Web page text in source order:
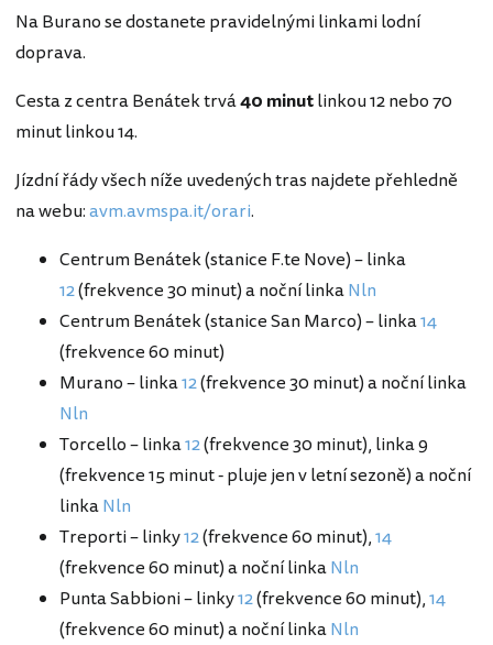
Na Burano se dostanete pravidelnými linkami lodní
doprava.
Cesta z centra Benátek trvá40 minutlinkou 12 nebo 70
minut linkou 14.
Jízdní řády všech níže uvedených tras najdete přehledně
na webu:avm.avmspa.it/orari.
Centrum Benátek (stanice F.te Nove) – linka
12(frekvence 30 minut) a noční linkaNln
Centrum Benátek (stanice San Marco) – linka14
(frekvence 60 minut)
Murano – linka12(frekvence 30 minut) a noční linka
Nln
Torcello – linka12(frekvence 30 minut), linka 9
(frekvence 15 minut - pluje jen v letní sezoně) a noční
linkaNln
Treporti – linky12(frekvence 60 minut),14
(frekvence 60 minut) a noční linkaNln
Punta Sabbioni – linky12(frekvence 60 minut),14
(frekvence 60 minut) a noční linkaNln